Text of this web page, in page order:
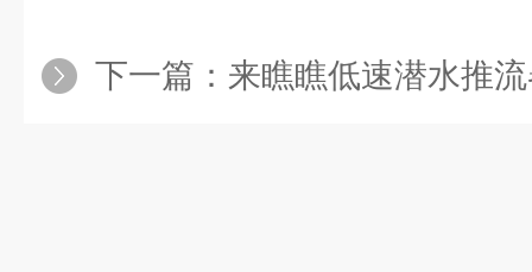
下一篇： 来瞧瞧低速潜水推